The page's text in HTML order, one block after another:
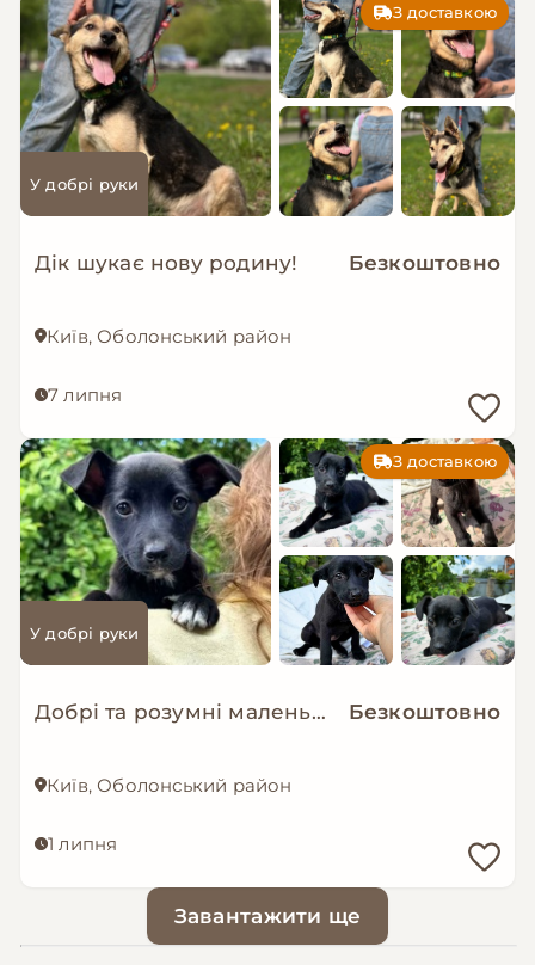
З доставкою
У добрі руки
Дік шукає нову родину! Безкоштовно
Київ, Оболонський район
7 липня
З доставкою
У добрі руки
Добрі та розумні маленькі цуценята в добрі руки! Безкоштовно
Київ, Оболонський район
1 липня
Завантажити ще